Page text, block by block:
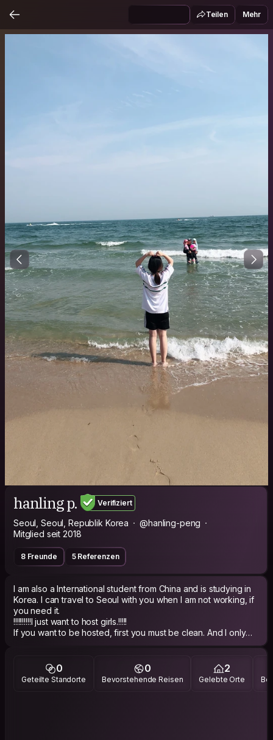
Teilen Mehr
hanling p. Verifiziert
Seoul, Seoul, Republik Korea
@hanling-peng
Mitglied seit 2018
8 Freunde 5 Referenzen
I am also a International student from China and is studying in
Korea. I can travel to Seoul with you when I am not working, if
you need it.
!!!!!!!!!!I just want to host girls.!!!!!
If you want to be hosted, first you must be clean. And I only
want to host someone who host others too.
day) because I can't tell you the password for my home.
0
Geteilte Standorte
0
Bevorstehende Reisen
2
Gelebte Orte